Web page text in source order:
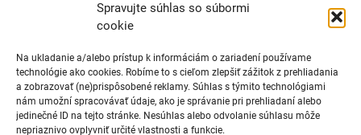
Spravujte súhlas so súbormi
cookie
Na ukladanie a/alebo prístup k informáciám o zariadení používame
technológie ako cookies. Robíme to s cieľom zlepšiť zážitok z prehliadania
a zobrazovať (ne)prispôsobené reklamy. Súhlas s týmito technológiami
nám umožní spracovávať údaje, ako je správanie pri prehliadaní alebo
jedinečné ID na tejto stránke. Nesúhlas alebo odvolanie súhlasu môže
nepriaznivo ovplyvniť určité vlastnosti a funkcie.
Neprehliadnite
Drevené okná z masívu
Drevené dvere z masívu
Servis okien a dverí